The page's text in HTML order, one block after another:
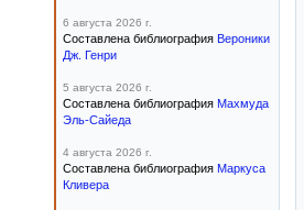
6 августа 2026 г.
Составлена библиография Вероники
Дж. Генри
5 августа 2026 г.
Составлена библиография Махмуда
Эль-Сайеда
4 августа 2026 г.
Составлена библиография Маркуса
Кливера